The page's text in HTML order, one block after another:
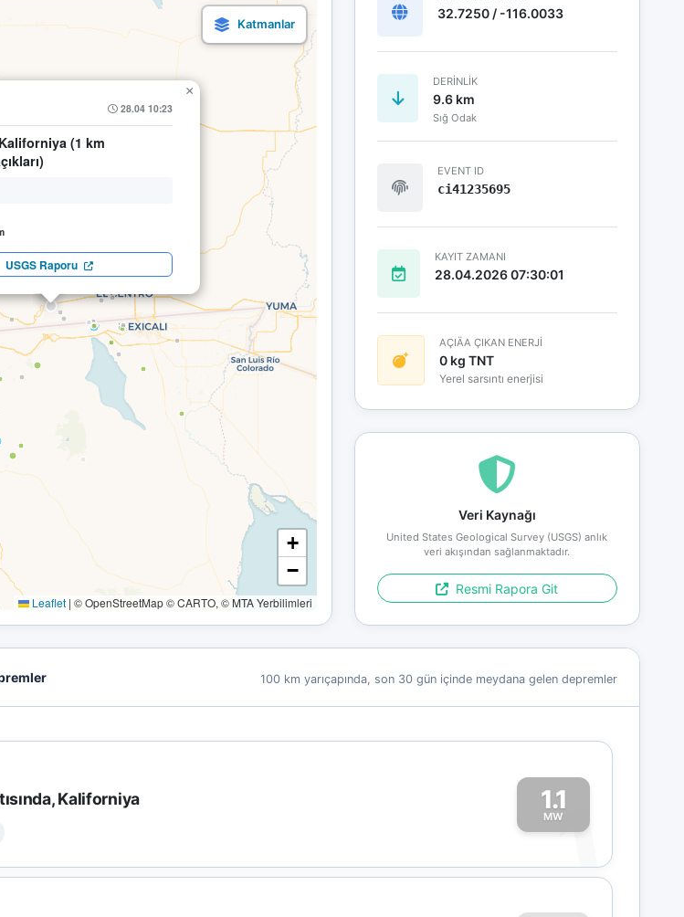
28.04 10:23
(1 km
USGS Raporu
×
+
−
Leaflet | © OpenStreetMap © CARTO, © MTA Yerbilimleri
32.7250 / -116.0033
DERINLIK
9.6 km
Sığ Odak
EVENT ID
ci41235695
KAYIT ZAMANI
28.04.2026 07:30:01
AÇIÄA ÇIKAN ENERJİ
0 kg TNT
Yerel sarsıntı enerjisi
Veri Kaynağı
United States Geological Survey (USGS) anlık
veri akışından sağlanmaktadır.
Resmi Rapora Git
100 km yarıçapında, son 30 gün içinde meydana gelen depremler
Kaliforniya 1.1
MW
1